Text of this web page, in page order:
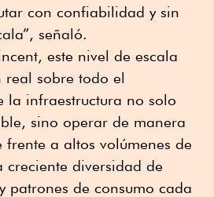
con confiabilidad y sin
señaló.
este nivel de escala
real sobre todo el
la infraestructura no solo
sino operar de manera
frente a altos volúmenes de
creciente diversidad de
patrones de consumo cada